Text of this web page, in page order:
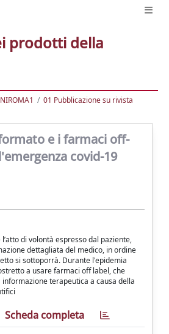
prodotti della
01 Pubblicazione su rivista
e i farmaci off-
covid-19
di volontà espresso dal paziente,
dettagliata del medico, in ordine
si sottoporrà. Durante l'epidemia
a usare farmaci off label, che
terapeutica a causa della
Scheda completa